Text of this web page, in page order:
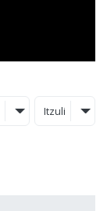
Itzuli